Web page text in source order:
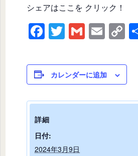
シェアはここを クリック！
F
a
c
e
b
o
o
k
T
wi
tt
er
G
m
ail
E
m
ail
C
o
p
y
Li
n
カレンダーに追加
詳細
日付:
2024年3月9日